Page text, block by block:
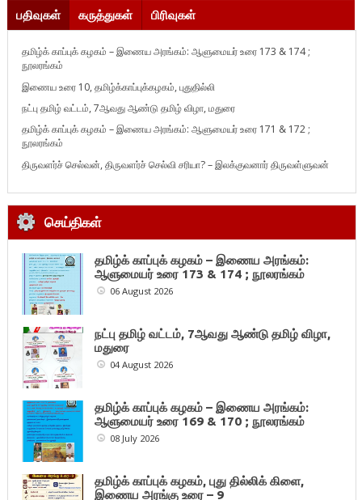
பதிவுகள் கருத்துகள் பிரிவுகள்
தமிழ்க் காப்புக் கழகம் – இணைய அரங்கம்: ஆளுமையர் உரை 173 & 174 ;
நூலரங்கம்
இணைய உரை 10, தமிழ்க்காப்புக்கழகம், புதுதில்லி
நட்பு தமிழ் வட்டம், 7ஆவது ஆண்டு தமிழ் விழா, மதுரை
தமிழ்க் காப்புக் கழகம் – இணைய அரங்கம்: ஆளுமையர் உரை 171 & 172 ;
நூலரங்கம்
திருவளர்ச் செல்வன், திருவளர்ச் செல்வி சரியா? – இலக்குவனார் திருவள்ளுவன்
செய்திகள்
தமிழ்க் காப்புக் கழகம் – இணைய அரங்கம்:
ஆளுமையர் உரை 173 & 174 ; நூலரங்கம்
06 August 2026
நட்பு தமிழ் வட்டம், 7ஆவது ஆண்டு தமிழ் விழா,
மதுரை
04 August 2026
தமிழ்க் காப்புக் கழகம் – இணைய அரங்கம்:
ஆளுமையர் உரை 169 & 170 ; நூலரங்கம்
08 July 2026
தமிழ்க் காப்புக் கழகம், புது தில்லிக் கிளை,
இணைய அரங்கு உரை – 9